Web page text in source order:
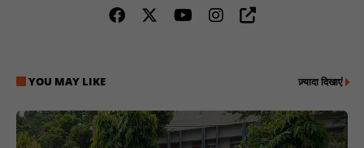
YOU MAY LIKE ज़्यादा दिखाएं